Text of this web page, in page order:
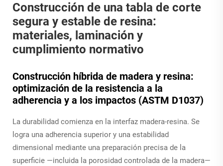
Construcción de una tabla de corte
segura y estable de resina:
materiales, laminación y
cumplimiento normativo
Construcción híbrida de madera y resina:
optimización de la resistencia a la
adherencia y a los impactos (ASTM D1037)
La durabilidad comienza en la interfaz madera-resina. Se
logra una adherencia superior y una estabilidad
dimensional mediante una preparación precisa de la
superficie —incluida la porosidad controlada de la madera—